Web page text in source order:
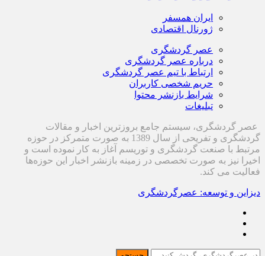
ایران همسفر
ژورنال اقتصادی
عصر گردشگری
درباره عصر گردشگری
ارتباط با تیم عصر گردشگری
حریم شخصی کاربران
شرایط بازنشر محتوا
تبلیغات
عصر گردشگری، سیستم جامع بروزترین اخبار و مقالات
گردشگری و تفریحی از سال 1389 به صورت متمرکز در حوزه
مرتبط با صنعت گردشگری و توریسم آغاز به کار نموده است و
اخیرا نیز به صورت تخصصی در زمینه بازنشر اخبار این حوزه‌ها
فعالیت می کند.
دیزاین و توسعه: عصرگردشگری